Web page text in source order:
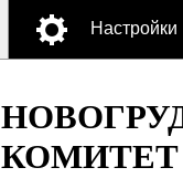
Настройки
КОМИТЕТ